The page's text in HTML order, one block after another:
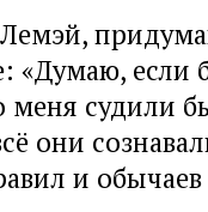
Лемэй,
«Думаю, если
судили
они
и